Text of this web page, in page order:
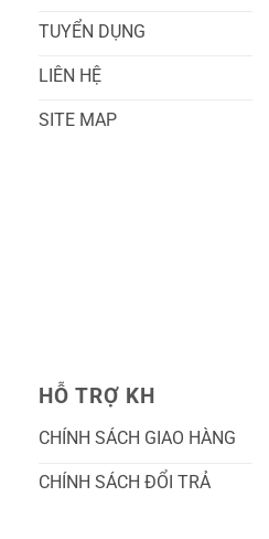
TUYỂN DỤNG
LIÊN HỆ
SITE MAP
HỖ TRỢ KH
CHÍNH SÁCH GIAO HÀNG
CHÍNH SÁCH ĐỔI TRẢ